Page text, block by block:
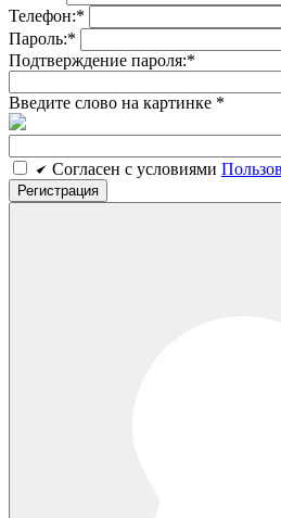
Телефон:*
Пароль:*
Подтверждение пароля:*
Введите слово на картинке *
Cогласен c условиями